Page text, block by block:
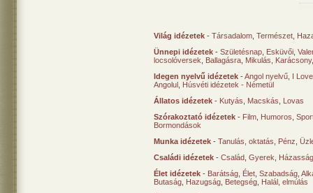
Világ idézetek - Társadalom Természet
Ünnepi idézetek - Születésnap Esküvői
locsolóversek
Ballagásra Mikulás Karácsony
Idegen nyelvű idézetek -Angol nyelvű I
Angolul Húsvéti idézetek - Németül
Állatos idézetek - Kutyás Macskás
Lovas
Szórakoztató idézetek - Film Humoros
Bormondások
Munka idézetek - Tanulás, oktatás Pénz
Családi idézetek - Család Gyerek
Élet idézetek - Barátság Élet Szabadság
Butaság Hazugság Betegség Halál, elmúlás